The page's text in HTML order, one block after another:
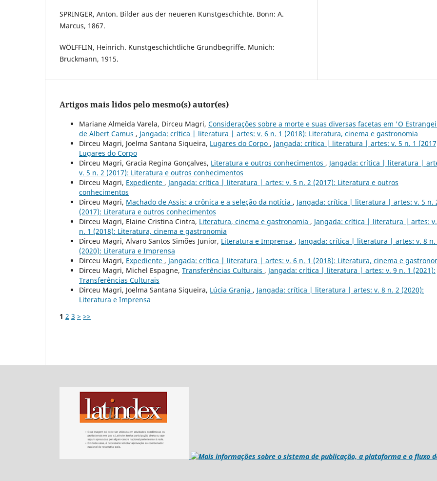
SPRINGER, Anton. Bilder aus der neueren Kunstgeschichte. Bonn: A.
Marcus, 1867.
WÖLFFLIN, Heinrich. Kunstgeschichtliche Grundbegriffe. Munich:
Bruckmann, 1915.
Artigos mais lidos pelo mesmo(s) autor(es)
Mariane Almeida Varela, Dirceu Magri, Considerações sobre a morte e suas diversas facetas em 'O
de Albert Camus , Jangada: crítica | literatura | artes: v. 6 n. 1 (2018): Literatura, cinema e gastronomia
Dirceu Magri, Joelma Santana Siqueira, Lugares do Corpo , Jangada: crítica | literatura | artes: v. 5 n. 1
Lugares do Corpo
Dirceu Magri, Gracia Regina Gonçalves, Literatura e outros conhecimentos , Jangada: crítica | literatura |
v. 5 n. 2 (2017): Literatura e outros conhecimentos
Dirceu Magri, Expediente , Jangada: crítica | literatura | artes: v. 5 n. 2 (2017): Literatura e outros
conhecimentos
Dirceu Magri, Machado de Assis: a crônica e a seleção da notícia , Jangada: crítica | literatura | artes: v. 5 n.
(2017): Literatura e outros conhecimentos
Dirceu Magri, Elaine Cristina Cintra, Literatura, cinema e gastronomia , Jangada: crítica | literatura | artes:
n. 1 (2018): Literatura, cinema e gastronomia
Dirceu Magri, Alvaro Santos Simões Junior, Literatura e Imprensa , Jangada: crítica | literatura | artes: v. 8 n.
(2020): Literatura e Imprensa
Dirceu Magri, Expediente , Jangada: crítica | literatura | artes: v. 6 n. 1 (2018): Literatura, cinema e
Dirceu Magri, Michel Espagne, Transferências Culturais , Jangada: crítica | literatura | artes: v. 9 n. 1 (2021):
Transferências Culturais
Dirceu Magri, Joelma Santana Siqueira, Lúcia Granja , Jangada: crítica | literatura | artes: v. 8 n. 2 (2020):
Literatura e Imprensa
1 2 3 > >>